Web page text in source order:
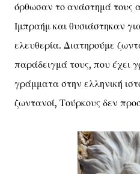
όρθωσαν το ανάστημά τους
Ιμπραήμ και θυσιάστηκαν
ελευθερία. Διατηρούμε
παράδειγμά τους, που έχει
γράμματα στην ελληνική
ζωντανοί, Τούρκους δεν